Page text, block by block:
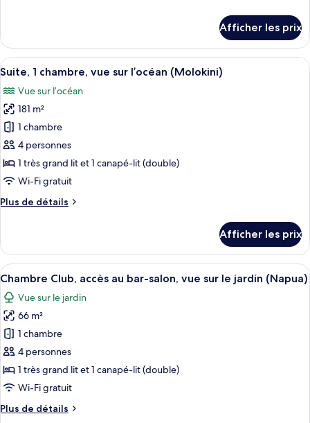
chambre,
vue
sur
l’océan
Suite
Deluxe,
1
vue
sur
l’océan
Afficher les prix
Afficher
toutes
les
photos
pour
ce
type
de
chambre :
Suite,
vue
sur
l’océan
(Molokini)
Une chambre d’hôtel spacieuse,
3
Suite, 1 chambre, vue sur l’océan (Molokini)
Vue sur l’océan
181 m²
1 chambre
4 personnes
1 très grand lit et 1 canapé-lit (double)
Wi-Fi gratuit
Plus de détails
Plus
Suite,
chambre,
sur
l’océan
(Molokini)
Afficher les prix
Afficher
toutes
les
photos
pour
ce
type
de
chambre :
Chambre
Une chambre d’hôtel comprenant
4
Chambre Club, accès au bar-salon, vue sur le jardin (Napua)
Vue sur le jardin
66 m²
1 chambre
4 personnes
1 très grand lit et 1 canapé-lit (double)
Wi-Fi gratuit
Plus de détails
Plus